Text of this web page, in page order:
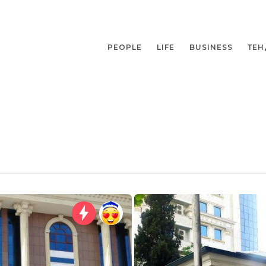
PEOPLE LIFE BUSINESS